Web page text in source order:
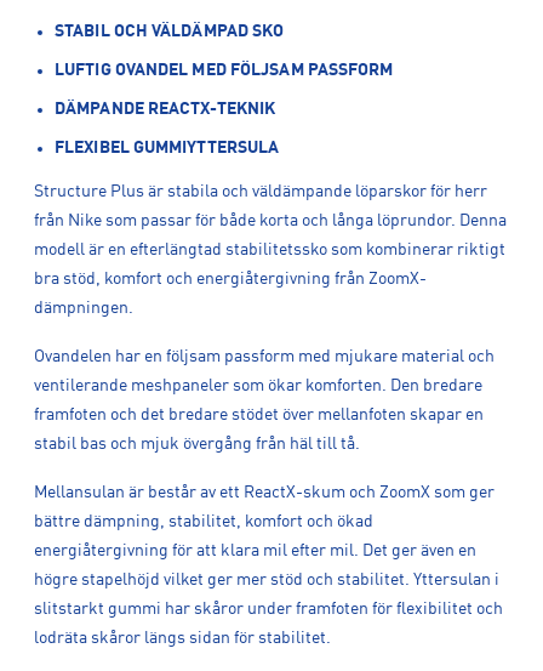
STABIL OCH VÄLDÄMPAD SKO
LUFTIG OVANDEL MED FÖLJSAM PASSFORM
DÄMPANDE REACTX-TEKNIK
FLEXIBEL GUMMIYTTERSULA
Structure Plus är stabila och väldämpande löparskor för herr
från Nike som passar för både korta och långa löprundor. Denna
modell är en efterlängtad stabilitetssko som kombinerar riktigt
bra stöd, komfort och energiåtergivning från ZoomX-
dämpningen.
Ovandelen har en följsam passform med mjukare material och
ventilerande meshpaneler som ökar komforten. Den bredare
framfoten och det bredare stödet över mellanfoten skapar en
stabil bas och mjuk övergång från häl till tå.
Mellansulan är består av ett ReactX-skum och ZoomX som ger
bättre dämpning, stabilitet, komfort och ökad
energiåtergivning för att klara mil efter mil. Det ger även en
högre stapelhöjd vilket ger mer stöd och stabilitet. Yttersulan i
slitstarkt gummi har skåror under framfoten för flexibilitet och
lodräta skåror längs sidan för stabilitet.